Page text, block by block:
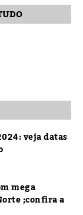
veja datas
mega
;confira a